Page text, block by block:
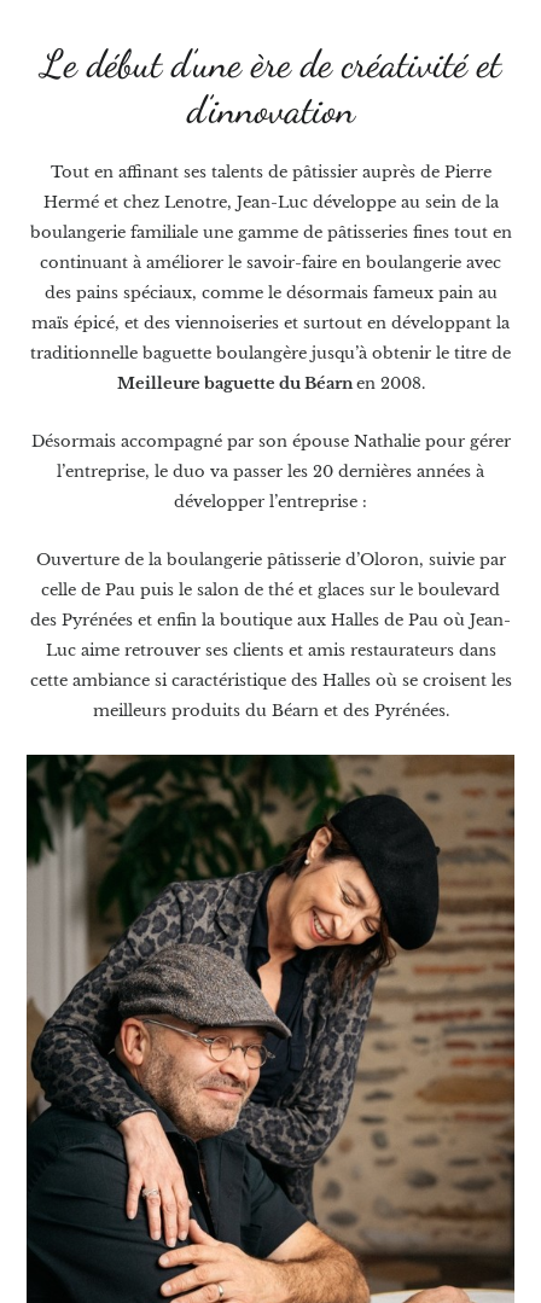
Le début d’une ère de créativité et
d’innovation
Tout en affinant ses talents de pâtissier auprès de Pierre
Hermé et chez Lenotre, Jean-Luc développe au sein de la
boulangerie familiale une gamme de pâtisseries fines tout en
continuant à améliorer le savoir-faire en boulangerie avec
des pains spéciaux, comme le désormais fameux pain au
maïs épicé, et des viennoiseries et surtout en développant la
traditionnelle baguette boulangère jusqu’à obtenir le titre de
Meilleure baguette du Béarnen 2008.
Désormais accompagné par son épouse Nathalie pour gérer
l’entreprise, le duo va passer les 20 dernières années à
développer l’entreprise :
Ouverture de la boulangerie pâtisserie d’Oloron, suivie par
celle de Pau puis le salon de thé et glaces sur le boulevard
des Pyrénées et enfin la boutique aux Halles de Pau où Jean-
Luc aime retrouver ses clients et amis restaurateurs dans
cette ambiance si caractéristique des Halles où se croisent les
meilleurs produits du Béarn et des Pyrénées.